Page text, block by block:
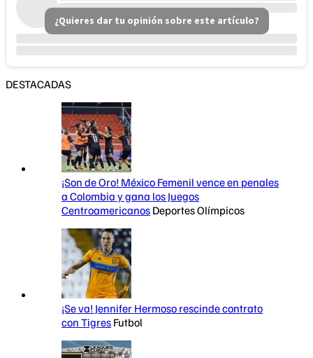
¿Quieres dar tu opinión sobre este artículo?
DESTACADAS
¡Son de Oro! México Femenil vence en penales
a Colombia y gana los Juegos
Centroamericanos Deportes Olímpicos
¡Se va! Jennifer Hermoso rescinde contrato
con Tigres Futbol